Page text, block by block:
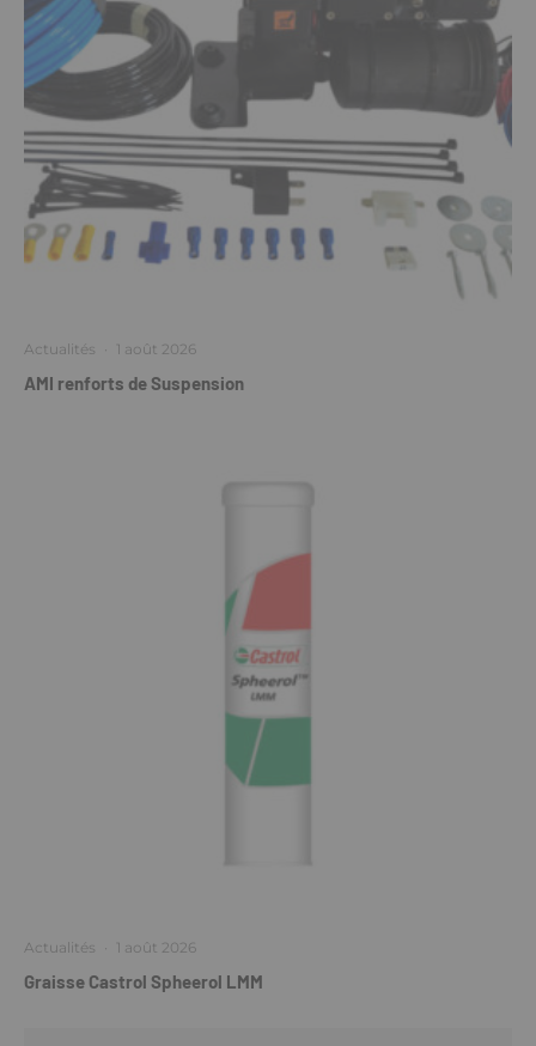
Actualités · 1 août 2026
AMI renforts de Suspension
Actualités · 1 août 2026
Graisse Castrol Spheerol LMM